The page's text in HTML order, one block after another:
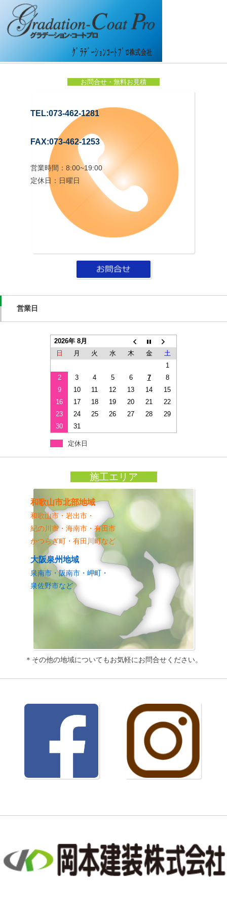
お問合せ・無料お見積
TEL:073-462-1281
FAX:073-462-1253
営業時間：8:00~19:00
定休日：日曜日
営業日
2026年 8月
日
月 火 水 木 金
土
1
2
3 4 5 6 7
8
9
10 11 12 13 14
15
16
17 18 19 20 21
22
23
24 25 26 27 28
29
30
31
定休日
施工エリア
和歌山市北部地域
和歌山市・岩出市・
紀の川市・海南市・有田市
かつらぎ町・有田川町など
大阪泉州地域
泉南市・阪南市・岬町・
泉佐野市など
＊その他の地域についてもお気軽にお問合せください。